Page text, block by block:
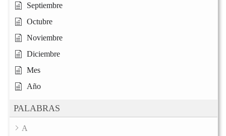
Septiembre
Octubre
Noviembre
Diciembre
Mes
Año
PALABRAS
A